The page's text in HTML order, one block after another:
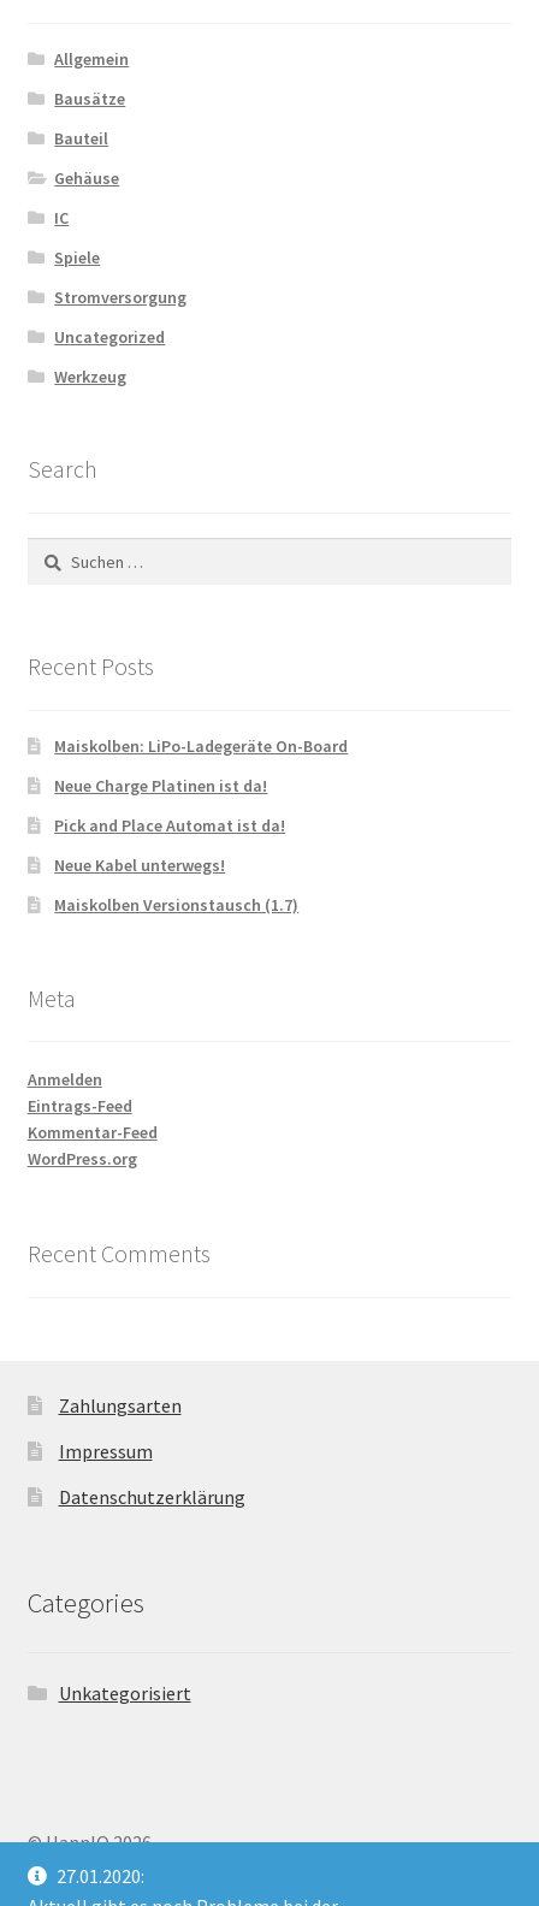
Allgemein
Bausätze
Bauteil
Gehäuse
IC
Spiele
Stromversorgung
Uncategorized
Werkzeug
Search
Suchen
nach:
Recent Posts
Maiskolben: LiPo-Ladegeräte On-Board
Neue Charge Platinen ist da!
Pick and Place Automat ist da!
Neue Kabel unterwegs!
Maiskolben Versionstausch (1.7)
Meta
Anmelden
Eintrags-Feed
Kommentar-Feed
WordPress.org
Recent Comments
Zahlungsarten
Impressum
Datenschutzerklärung
Categories
Unkategorisiert
© HannIO 2026
Erstellt mit WooCommerce
27.01.2020: